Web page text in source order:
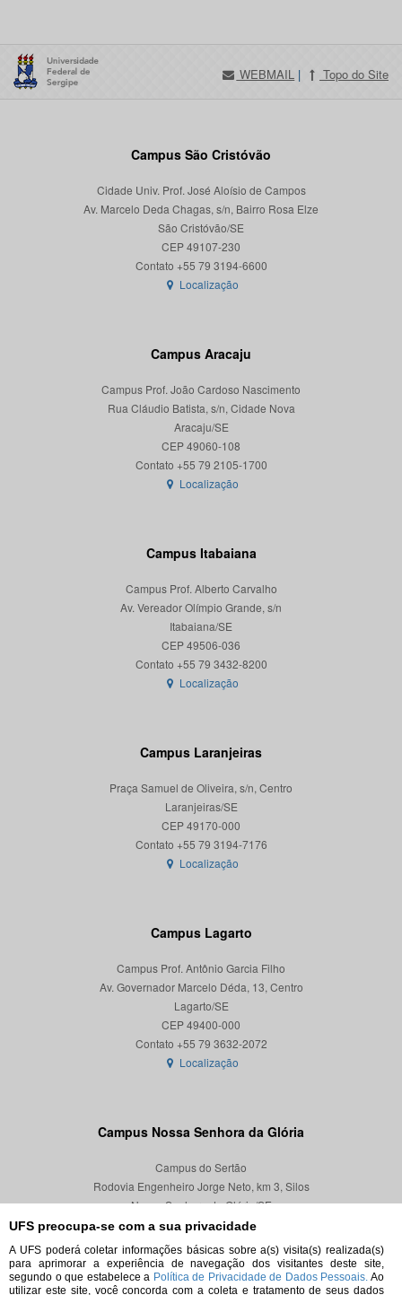
UFS preocupa-se com a sua privacidade
A UFS poderá coletar informações básicas sobre a(s) visita(s) realizada(s)
para aprimorar a experiência de navegação dos visitantes deste site,
segundo o que estabelece a Política de Privacidade de Dados Pessoais. Ao
utilizar este site, você concorda com a coleta e tratamento de seus dados
WEBMAIL | Topo do Site
Campus São Cristóvão
Cidade Univ. Prof. José Aloísio de Campos
Av. Marcelo Deda Chagas, s/n, Bairro Rosa Elze
São Cristóvão/SE
CEP 49107-230
Localização
Campus Aracaju
Campus Prof. João Cardoso Nascimento
Rua Cláudio Batista, s/n, Cidade Nova
Aracaju/SE
CEP 49060-108
Localização
Campus Itabaiana
Campus Prof. Alberto Carvalho
Av. Vereador Olímpio Grande, s/n
Itabaiana/SE
CEP 49506-036
Localização
Campus Laranjeiras
Praça Samuel de Oliveira, s/n, Centro
Laranjeiras/SE
CEP 49170-000
Localização
Campus Lagarto
Campus Prof. Antônio Garcia Filho
Av. Governador Marcelo Déda, 13, Centro
Lagarto/SE
CEP 49400-000
Localização
Campus Nossa Senhora da Glória
Campus do Sertão
Rodovia Engenheiro Jorge Neto, km 3, Silos
Nossa Senhora da Glória/SE
CEP 49680-000
Localização